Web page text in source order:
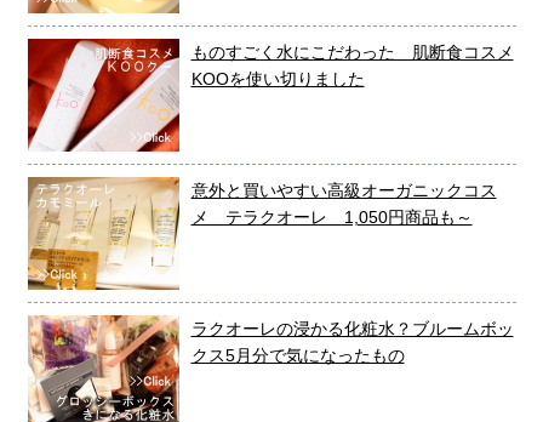
ものすごく水にこだわった 肌断食コスメ
KOOを使い切りました
意外と買いやすい高級オーガニックコス
メ テラクオーレ 1,050円商品も～
ラクオーレの浸かる化粧水？ブルームボッ
クス5月分で気になったもの